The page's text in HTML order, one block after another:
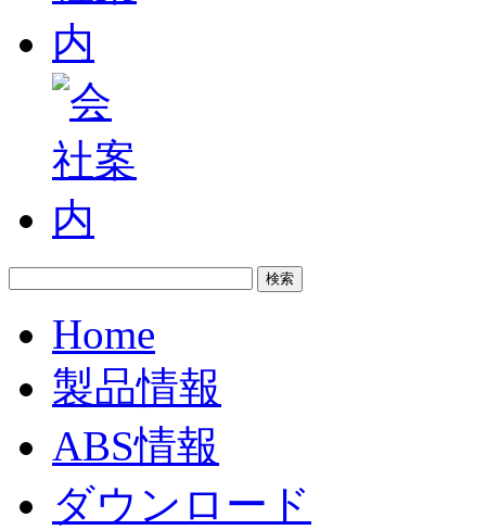
Home
製品情報
ABS情報
ダウンロード